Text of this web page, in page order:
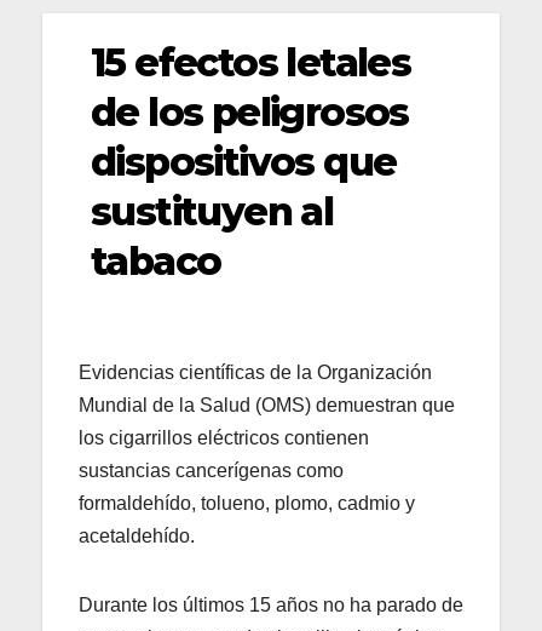
15 efectos letales
de los peligrosos
dispositivos que
sustituyen al
tabaco
Evidencias científicas de la Organización
Mundial de la Salud (OMS) demuestran que
los cigarrillos eléctricos contienen
sustancias cancerígenas como
formaldehído, tolueno, plomo, cadmio y
acetaldehído.
Durante los últimos 15 años no ha parado de